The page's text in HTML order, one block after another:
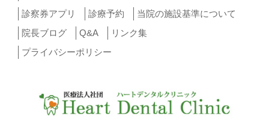
診察券アプリ
診療予約
当院の施設基準について
院長ブログ
Q&A
リンク集
プライバシーポリシー